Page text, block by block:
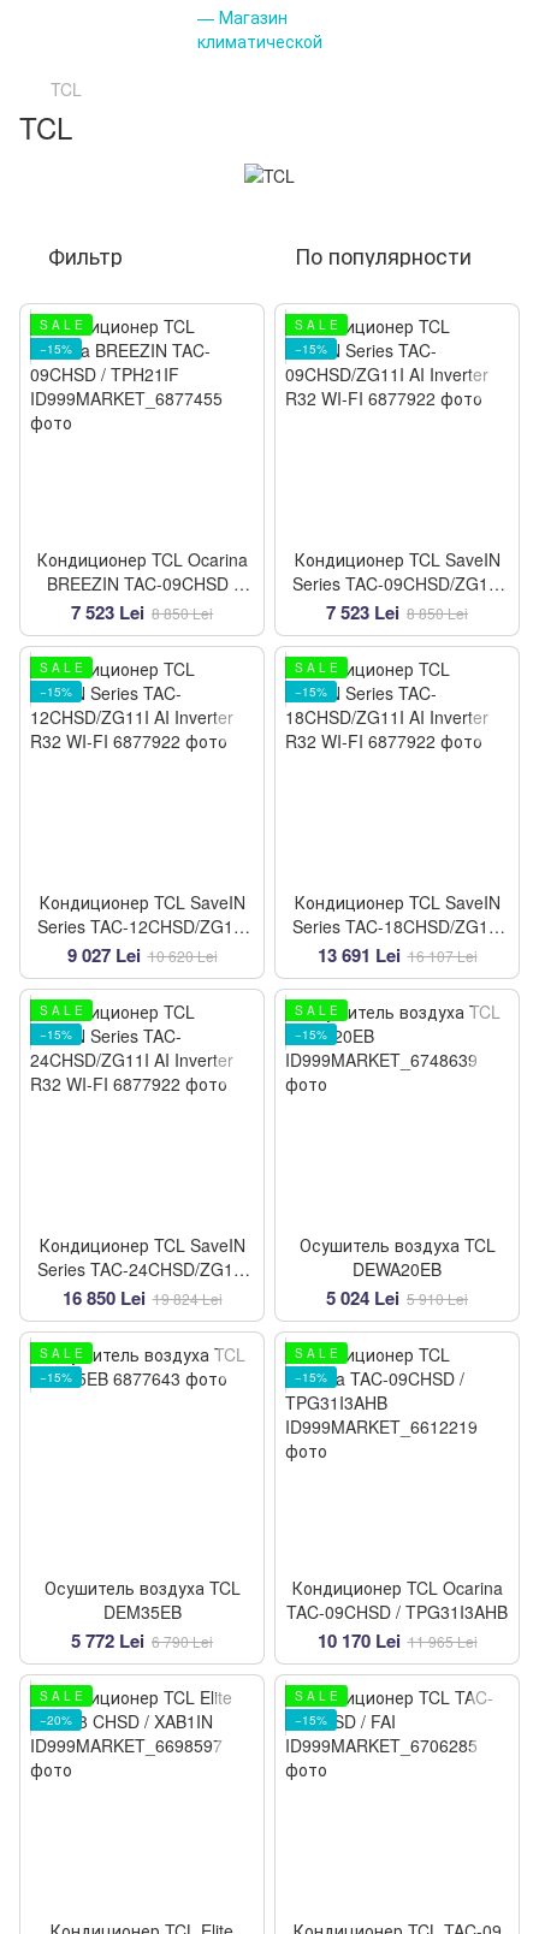
TCL
TCL
Фильтр По популярности
S A L E
−15%
Кондиционер TCL Ocarina
BREEZIN TAC-09CHSD /
TPH21IF
7 523 Lei 8 850 Lei
S A L E
−15%
Кондиционер TCL SaveIN
Series TAC-09CHSD/ZG11I
AI Inverter R32 WI-FI
7 523 Lei 8 850 Lei
S A L E
−15%
Кондиционер TCL SaveIN
Series TAC-12CHSD/ZG11I
AI Inverter R32 WI-FI
9 027 Lei 10 620 Lei
S A L E
−15%
Кондиционер TCL SaveIN
Series TAC-18CHSD/ZG11I
AI Inverter R32 WI-FI
13 691 Lei 16 107 Lei
S A L E
−15%
Кондиционер TCL SaveIN
Series TAC-24CHSD/ZG11I
AI Inverter R32 WI-FI
16 850 Lei 19 824 Lei
S A L E
−15%
Осушитель воздуха TCL
DEWA20EB
5 024 Lei 5 910 Lei
S A L E
−15%
Осушитель воздуха TCL
DEM35EB
5 772 Lei 6 790 Lei
S A L E
−15%
Кондиционер TCL Ocarina
TAC-09CHSD / TPG31I3AHB
10 170 Lei 11 965 Lei
S A L E
−20%
S A L E
−15%